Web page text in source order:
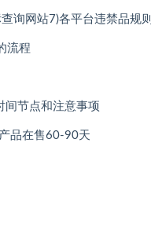
询网站7)各平台违禁品规则
流程
间节点和注意事项
品在售60-90天